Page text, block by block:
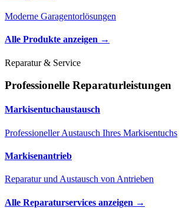
Moderne Garagentorlösungen
Alle Produkte anzeigen →
Reparatur & Service
Professionelle Reparaturleistungen
Markisentuchaustausch
Professioneller Austausch Ihres Markisentuchs
Markisenantrieb
Reparatur und Austausch von Antrieben
Alle Reparaturservices anzeigen →